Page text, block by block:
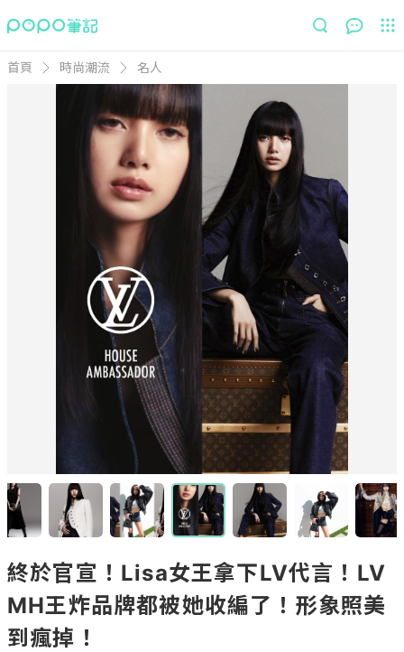
首頁 時尚潮流 名人
終於官宣！Lisa女王拿下LV代言！LV
MH王炸品牌都被她收編了！形象照美
到瘋掉！